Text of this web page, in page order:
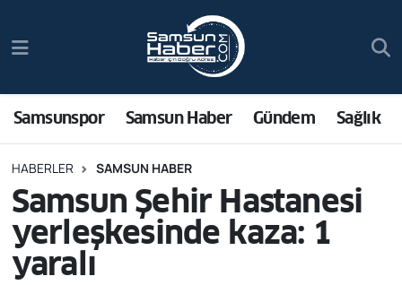
Samsunspor Samsun Haber Gündem Sağlık
HABERLER SAMSUN HABER
Samsun Şehir Hastanesi
yerleşkesinde kaza: 1
yaralı
Samsun Haber
Sağlık
Asayiş
Bilim ve Teknoloji
Trafik Durumu
Süper Lig Puan Durumu ve Fikstür
Tüm Manşetler
Son Dakika Haberleri